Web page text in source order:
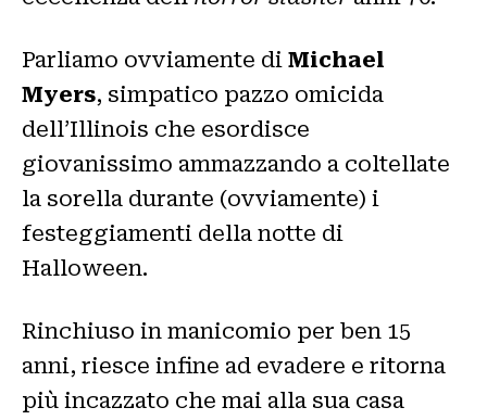
Parliamo ovviamente di Michael
Myers, simpatico pazzo omicida
dell’Illinois che esordisce
giovanissimo ammazzando a coltellate
la sorella durante (ovviamente) i
festeggiamenti della notte di
Halloween.
Rinchiuso in manicomio per ben 15
anni, riesce infine ad evadere e ritorna
più incazzato che mai alla sua casa